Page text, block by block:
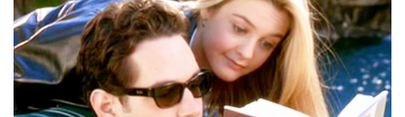
വായുവിലൂടെ പെട്ടെന്ന് പകരില്ല. ആൻഡീസ് വകഭേദം
പകരണമെങ്കിൽ രോഗബാധയുള്ള വ്യക്തിയുമായി
ദീർഘനേരം അടുത്ത ശാരീരിക സമ്പർക്കം
ആവശ്യമാണ്. ശരീരസ്രവങ്ങളിലൂടെയോ
ഉമിനീരിലൂടെയോ മാത്രമേ ഇത് പകരുകയുള്ളൂ